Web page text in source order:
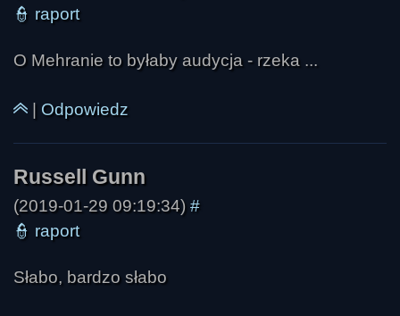
👮 raport
O Mehranie to byłaby audycja - rzeka ...
Odpowiedz
(2019-01-29 09:19:34) #
👮 raport
Słabo, bardzo słabo